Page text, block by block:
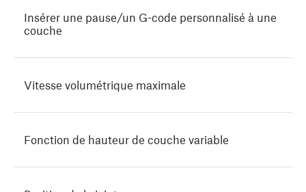
Insérer une pause/un G-code personnalisé à une
couche
Vitesse volumétrique maximale
Fonction de hauteur de couche variable